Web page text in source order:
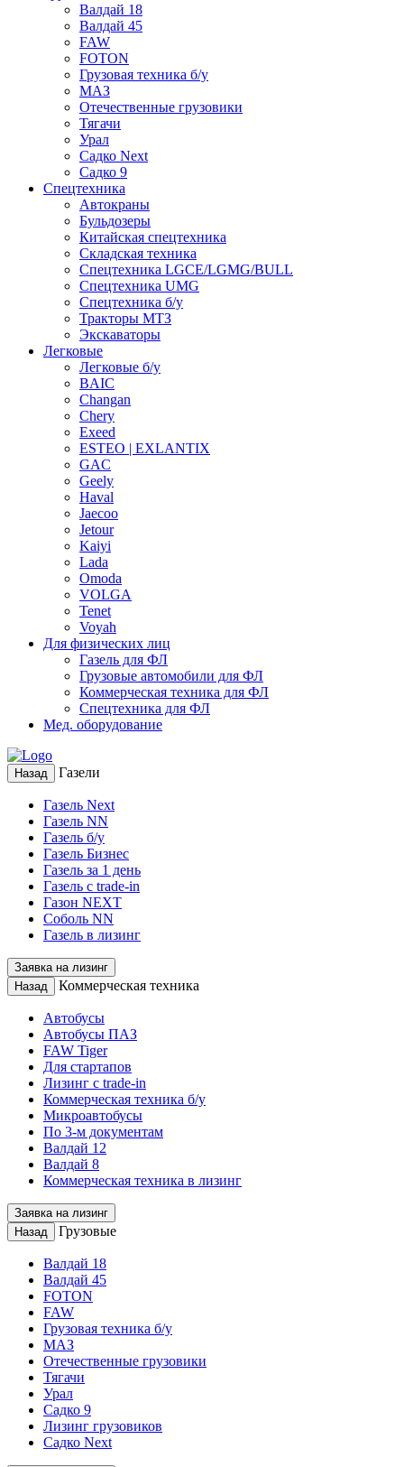
Валдай 18
Валдай 45
FAW
FOTON
Грузовая техника б/у
МАЗ
Отечественные грузовики
Тягачи
Урал
Садко Next
Садко 9
Спецтехника
Автокраны
Бульдозеры
Китайская спецтехника
Складская техника
Спецтехника LGCE/LGMG/BULL
Спецтехника UMG
Спецтехника б/у
Тракторы МТЗ
Экскаваторы
Легковые
Легковые б/у
BAIC
Changan
Chery
Exeed
ESTEO | EXLANTIX
GAC
Geely
Haval
Jaecoo
Jetour
Kaiyi
Lada
Omoda
VOLGA
Tenet
Voyah
Для физических лиц
Газель для ФЛ
Грузовые автомобили для ФЛ
Коммерческая техника для ФЛ
Спецтехника для ФЛ
Мед. оборудование
Назад Газели
Газель Next
Газель NN
Газель б/у
Газель Бизнес
Газель за 1 день
Газель с trade-in
Газон NEXT
Соболь NN
Газель в лизинг
Заявка на лизинг
Назад
Коммерческая техника
Автобусы
Автобусы ПАЗ
FAW Tiger
Для стартапов
Лизинг с trade-in
Коммерческая техника б/у
Микроавтобусы
По 3-м документам
Валдай 12
Валдай 8
Коммерческая техника в лизинг
Заявка на лизинг
Назад
Грузовые
Валдай 18
Валдай 45
FOTON
FAW
Грузовая техника б/у
МАЗ
Отечественные грузовики
Тягачи
Урал
Садко 9
Лизинг грузовиков
Садко Next